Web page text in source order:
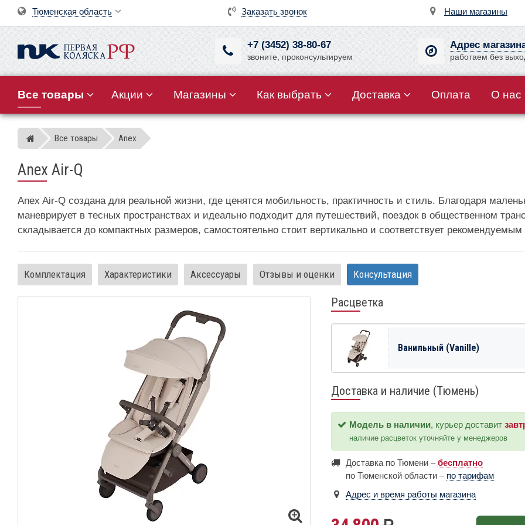
Заказать звонок Наши магазины
Тюменская область
+7 (3452) 38-80-67
звоните, проконсультируем
Адрес
работаем без
Все товары Акции Магазины Как выбрать Доставка Оплата О нас
Магазин детских колясок
Все товары Anex
Anex Air-Q
Anex Air-Q создана для реальной жизни, где ценятся мобильность, практичность и стиль. Благодаря
маневрирует в тесных пространствах и идеально подходит для путешествий, поездок в общественном
складывается до компактных размеров, самостоятельно стоит вертикально и соответствует
Комплектация Характеристики Аксессуары Отзывы и оценки Консультация
Расцветка
Ванильный (Vanille)
Доставка и наличие (Тюмень)
Модель в наличии, курьер доставит
наличие расцветок уточняйте у менеджеров
Доставка по Тюмени –бесплатно
по Тюменской области – по тарифам
Адрес и время работы магазина